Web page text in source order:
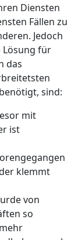
Diensten
Fällen zu
Jedoch
Lösung für
das
sind:
mit
ist
klemmt
von
so